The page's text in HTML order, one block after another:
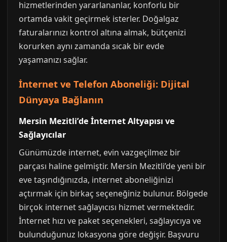
hizmetlerinden yararlananlar, konforlu bir
ortamda vakit geçirmek isterler. Doğalgaz
faturalarınızı kontrol altına almak, bütçenizi
korurken aynı zamanda sıcak bir evde
yaşamanızı sağlar.
İnternet ve Telefon Aboneliği: Dijital
Dünyaya Bağlanın
Mersin Mezitli’de İnternet Altyapısı ve
Sağlayıcılar
Günümüzde internet, evin vazgeçilmez bir
parçası haline gelmiştir. Mersin Mezitli’de yeni bir
eve taşındığınızda, internet aboneliğinizi
açtırmak için birkaç seçeneğiniz bulunur. Bölgede
birçok internet sağlayıcısı hizmet vermektedir.
İnternet hızı ve paket seçenekleri, sağlayıcıya ve
bulunduğunuz lokasyona göre değişir. Başvuru